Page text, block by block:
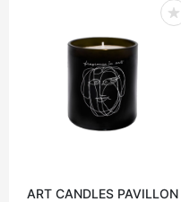
ART CANDLES PAVILLON